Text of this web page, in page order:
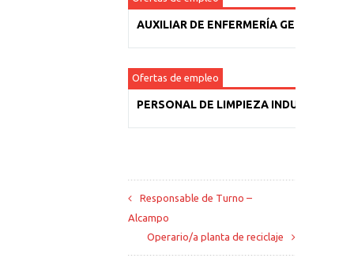
AUXILIAR DE ENFERMERÍA GERIÁTRICA
Ofertas de empleo
PERSONAL DE LIMPIEZA INDUSTRIAL
Responsable de Turno –
Alcampo
Operario/a planta de reciclaje